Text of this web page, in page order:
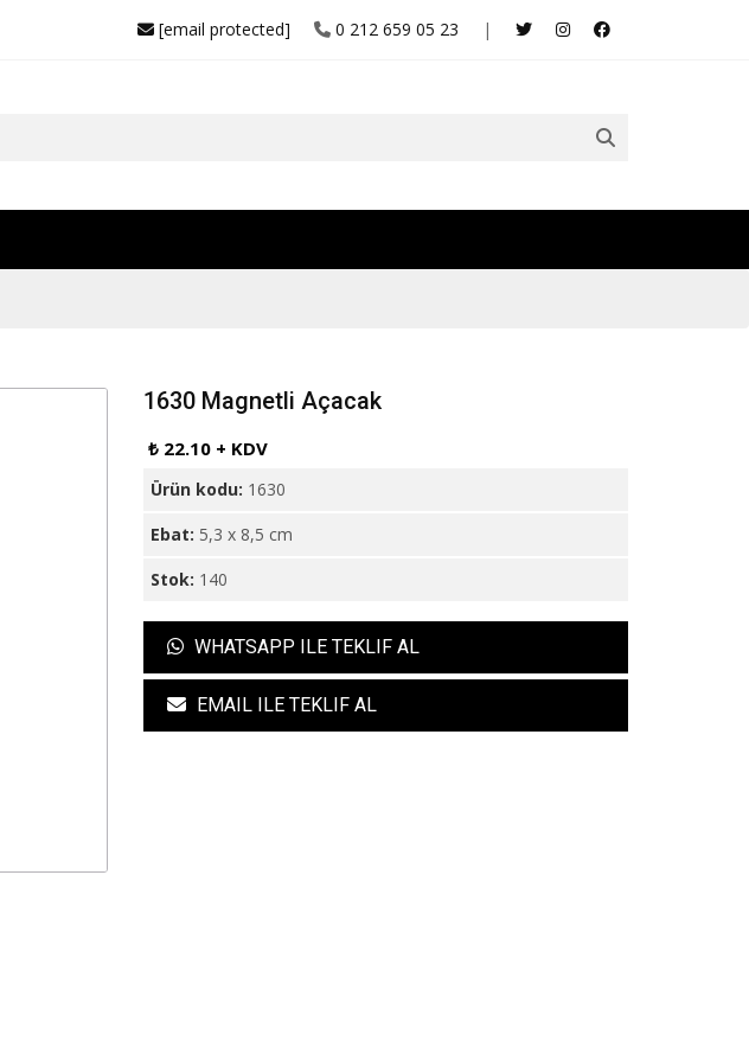
|
0 212 659 05 23
[email protected]
1630 Magnetli Açacak
₺ 22.10 + KDV
Ürün kodu: 1630
Ebat: 5,3 x 8,5 cm
Stok: 140
WHATSAPP ILE TEKLIF AL
EMAIL ILE TEKLIF AL